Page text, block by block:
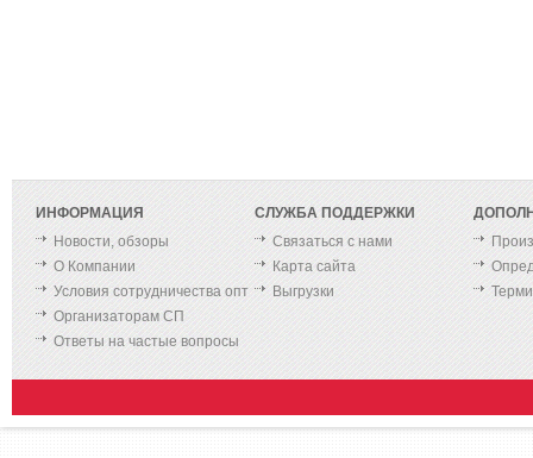
ИНФОРМАЦИЯ
Новости, обзоры
О Компании
Условия сотрудничества опт
Организаторам СП
Ответы на частые вопросы
СЛУЖБА ПОДДЕРЖКИ
Связаться с нами
Карта сайта
Выгрузки